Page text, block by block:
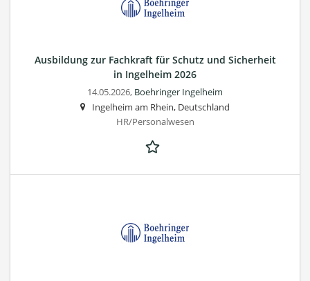
Ausbildung zur Fachkraft für Schutz und Sicherheit
in Ingelheim 2026
14.05.2026, Boehringer Ingelheim
Ingelheim am Rhein, Deutschland
HR/Personalwesen